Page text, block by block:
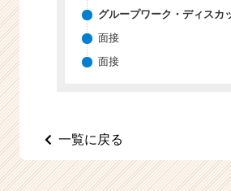
ア
r
グループワーク・ディスカ
面接
面接
一覧に戻る